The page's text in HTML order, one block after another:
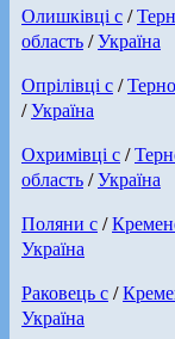
Олишківці с/
область/Україна
Опрілівці с/
/Україна
Охримівці с/
область/Україна
Поляни с/
Україна
Раковець с/
Україна